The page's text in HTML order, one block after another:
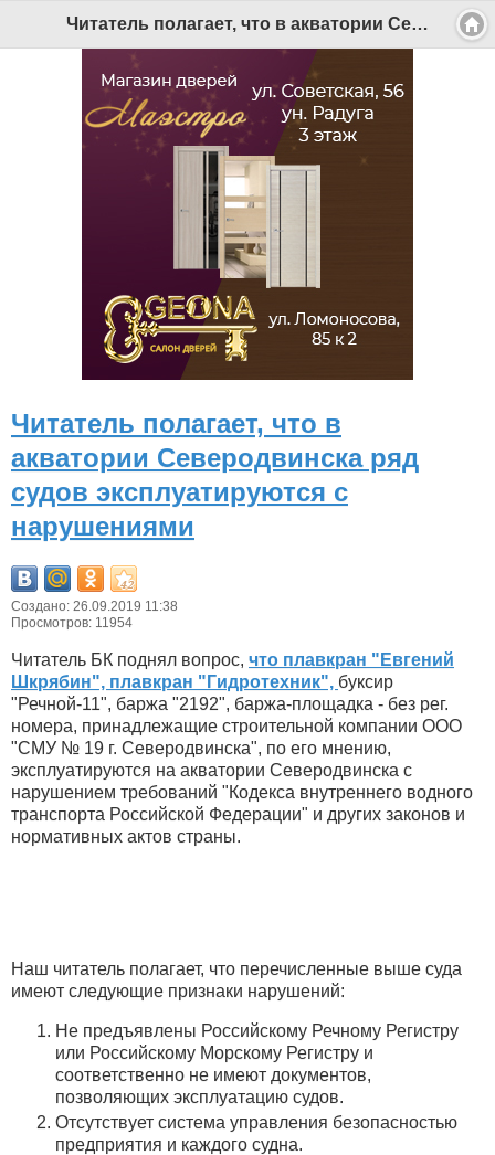
Читатель полагает, что в акватории Северодвинска ряд судов эксплуатируются с нарушениями - Беломорканал Северодвинск tv29.ru
Читатель полагает, что в
акватории Северодвинска ряд
судов эксплуатируются с
нарушениями
Создано: 26.09.2019 11:38
Просмотров: 11954
Читатель БК поднял вопрос, что плавкран "Евгений
Шкрябин", плавкран "Гидротехник", буксир
"Речной-11", баржа "2192", баржа-площадка - без рег.
номера, принадлежащие строительной компании ООО
"СМУ № 19 г. Северодвинска", по его мнению,
эксплуатируются на акватории Северодвинска с
нарушением требований "Кодекса внутреннего водного
транспорта Российской Федерации" и других законов и
нормативных актов страны.
Наш читатель полагает, что перечисленные выше суда
имеют следующие признаки нарушений:
Не предъявлены Российскому Речному Регистру
или Российскому Морскому Регистру и
соответственно не имеют документов,
позволяющих эксплуатацию судов.
Отсутствует система управления безопасностью
предприятия и каждого судна.
Версия для ПК
© 2026 Беломорканал Северодвинск tv29.ru
is Free Software released under the GNU General Public
License.
Mobile version by
Mobile Joomla!
Desktop Version
СИ "Информационное агентство "Беломорканал" регистрационный номер ЭЛ № ФС77-77001 от 08.11.2019,
выдан Федеральной службой по надзору в сфере связи, информационных технологий и массовых
коммуникаций (Роскомнадзор). Учредитель: ООО "ТВ29". Главный редактор: Рудалев А.Г.
Беломорканал - новостной сайт Архангельской области: новости Северодвинска, новости поморья,
Все права на материалы, опубликованные на сайте, защищены в соответствии с российским и
международным законодательством об авторском праве и смежных правах.
При любом использовании текстовых, аудио-, фото- и видеоматериалов ссылка на www.tv29.ru обязательна.
При цитировании информации гиперссылка на www.tv29.ru обязательна. Использование материалов ИА
«Беломорканал» в коммерческих целях без письменного разрешения агентства не допускается. 18+